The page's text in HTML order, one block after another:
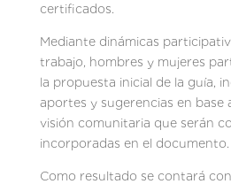
certificados.
Mediante dinámicas
trabajo, hombres y mujeres
la propuesta inicial de la guía,
aportes y sugerencias en base
visión comunitaria que serán
incorporadas en el documento.
Como resultado se contará